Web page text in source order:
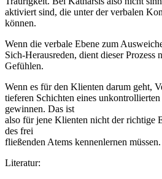
aktiviert sind, die unter der verbalen
können.
Wenn die verbale Ebene zum
Sich-Herausreden, dient dieser Prozess
Gefühlen.
Wenn es für den Klienten darum geht,
tieferen Schichten eines
gewinnen. Das ist
also für jene Klienten nicht der richtige
des frei
fließenden Atems kennenlernen müssen.
Literatur: